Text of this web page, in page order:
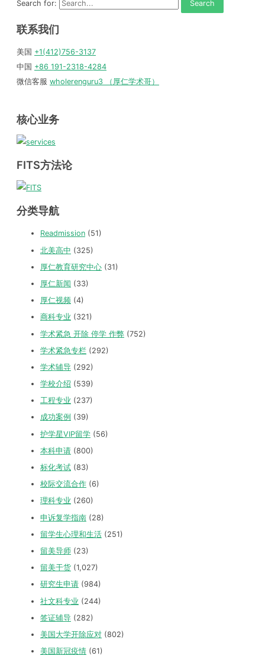
Search for:
联系我们
美国 +1(412)756-3137
中国 +86 191-2318-4284
微信客服 wholerenguru3 （厚仁学术哥）
核心业务
FITS方法论
分类导航
Readmission (51)
北美高中 (325)
厚仁教育研究中心 (31)
厚仁新闻 (33)
厚仁视频 (4)
商科专业 (321)
学术紧急 开除 停学 作弊 (752)
学术紧急专栏 (292)
学术辅导 (292)
学校介绍 (539)
工程专业 (237)
成功案例 (39)
护学星VIP留学 (56)
本科申请 (800)
标化考试 (83)
校际交流合作 (6)
理科专业 (260)
申诉复学指南 (28)
留学生心理和生活 (251)
留美导师 (23)
留美干货 (1,027)
研究生申请 (984)
社文科专业 (244)
签证辅导 (282)
美国大学开除应对 (802)
美国新冠疫情 (61)